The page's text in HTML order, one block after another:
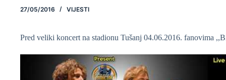
27/05/2016 VIJESTI
Pred veliki koncert na stadionu Tušanj 04.06.2016. fanovima